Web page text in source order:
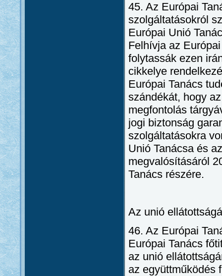
45. Az Európai
szolgáltatásokról
Európai Unió
Felhívja az
folytassák ezen
cikkelye
Európai Tanács
szándékát, hogy
megfontolás
jogi biztonság
szolgáltatásokra
Unió Tanácsa és
megvalósításáról
Tanács részére.
Az unió
46. Az Európai
Európai Tanács
az unió
az együttműködés